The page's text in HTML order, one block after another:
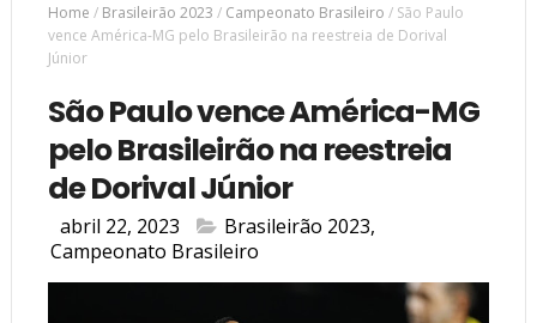
Home / Brasileirão 2023 / Campeonato Brasileiro / São Paulo
vence América-MG pelo Brasileirão na reestreia de Dorival
Júnior
São Paulo vence América-MG
pelo Brasileirão na reestreia
de Dorival Júnior
abril 22, 2023 Brasileirão 2023,
Campeonato Brasileiro